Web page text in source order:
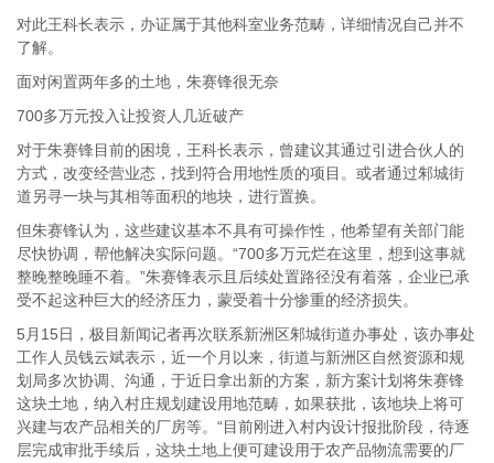
对此王科长表示，办证属于其他科室业务范畴，详细情况自己并不
了解。
面对闲置两年多的土地，朱赛锋很无奈
700多万元投入让投资人几近破产
对于朱赛锋目前的困境，王科长表示，曾建议其通过引进合伙人的
方式，改变经营业态，找到符合用地性质的项目。或者通过邾城街
道另寻一块与其相等面积的地块，进行置换。
但朱赛锋认为，这些建议基本不具有可操作性，他希望有关部门能
尽快协调，帮他解决实际问题。“700多万元烂在这里，想到这事就
整晚整晚睡不着。”朱赛锋表示且后续处置路径没有着落，企业已承
受不起这种巨大的经济压力，蒙受着十分惨重的经济损失。
5月15日，极目新闻记者再次联系新洲区邾城街道办事处，该办事处
工作人员钱云斌表示，近一个月以来，街道与新洲区自然资源和规
划局多次协调、沟通，于近日拿出新的方案，新方案计划将朱赛锋
这块土地，纳入村庄规划建设用地范畴，如果获批，该地块上将可
兴建与农产品相关的厂房等。“目前刚进入村内设计报批阶段，待逐
层完成审批手续后，这块土地上便可建设用于农产品物流需要的厂